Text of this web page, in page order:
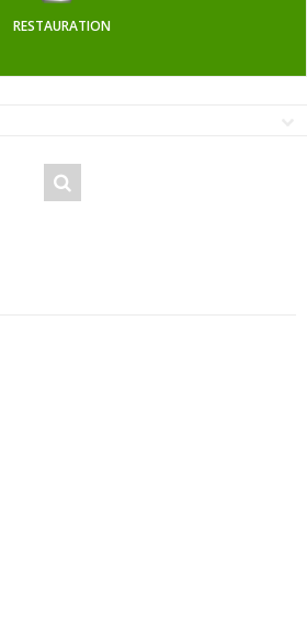
RESTAURATION